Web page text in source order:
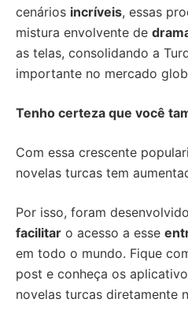
cenários incríveis, essas
mistura envolvente de
as telas, consolidando a
importante no mercado
Tenho certeza que você
Com essa crescente
novelas turcas tem
Por isso, foram
facilitar o acesso a esse
em todo o mundo. Fique
post e conheça os
novelas turcas diretamente